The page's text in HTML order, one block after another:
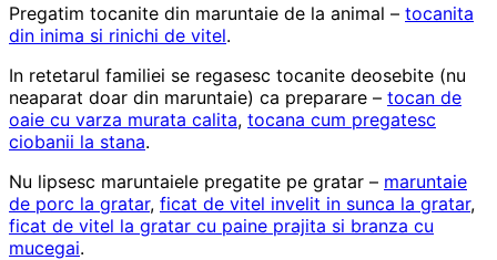
Pregatim tocanite din maruntaie de la animal – tocanita
din inima si rinichi de vitel.
In retetarul familiei se regasesc tocanite deosebite (nu
neaparat doar din maruntaie) ca preparare – tocan de
oaie cu varza murata calita, tocana cum pregatesc
ciobanii la stana.
Nu lipsesc maruntaiele pregatite pe gratar – maruntaie
de porc la gratar, ficat de vitel invelit in sunca la gratar,
ficat de vitel la gratar cu paine prajita si branza cu
mucegai.